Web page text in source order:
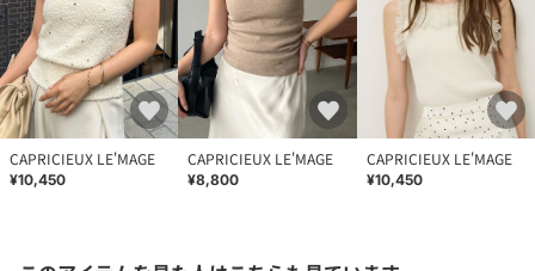
CAPRICIEUX LE'MAGE
¥10,450
CAPRICIEUX LE'MAGE
¥8,800
CAPRICIEUX LE'MAGE
¥10,450